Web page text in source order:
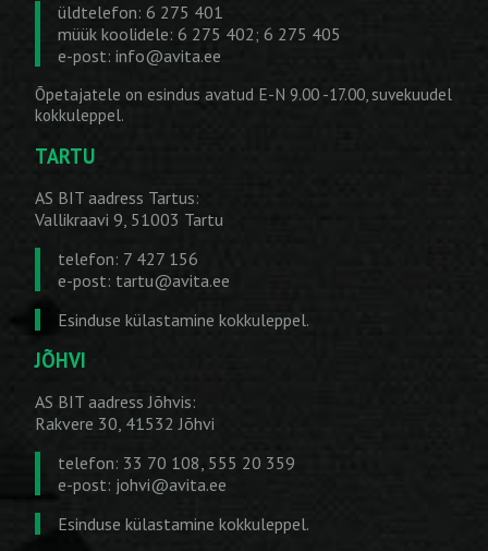
üldtelefon: 6 275 401
müük koolidele: 6 275 402; 6 275 405
e-post: info@avita.ee
Õpetajatele on esindus avatud E-N 9.00 -17.00, suvekuudel
kokkuleppel.
TARTU
AS BIT aadress Tartus:
Vallikraavi 9, 51003 Tartu
telefon: 7 427 156
e-post: tartu@avita.ee
Esinduse külastamine kokkuleppel.
JÕHVI
AS BIT aadress Jõhvis:
Rakvere 30, 41532 Jõhvi
telefon: 33 70 108, 555 20 359
e-post: johvi@avita.ee
Esinduse külastamine kokkuleppel.